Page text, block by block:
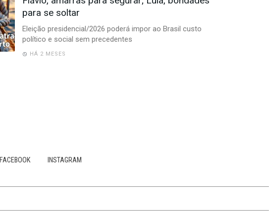
para se soltar
Eleição presidencial/2026 poderá impor ao Brasil custo
político e social sem precedentes
HÁ 2 MESES
FACEBOOK INSTAGRAM